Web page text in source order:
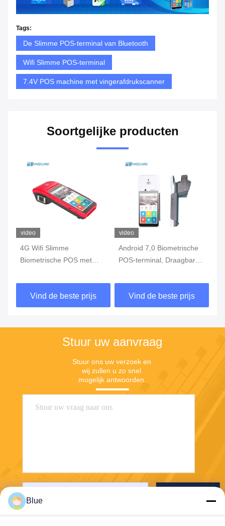
Tags:
De Slimme POS-terminal van Bluetooth
Wifi Slimme POS-terminal
7.4V POS machine met vingerafdrukscanner
Soortgelijke producten
video
4G Wifi Slimme
Biometrische POS met
Screen
Vind de beste prijs
video
Android 7,0 Biometrische
POS-terminal, Draagbare
Built In Battery
Vind de beste prijs
Stuur uw aanvraag
Stuur ons uw verzoek en
wij zullen u zo snel
mogelijk antwoorden.
Blue